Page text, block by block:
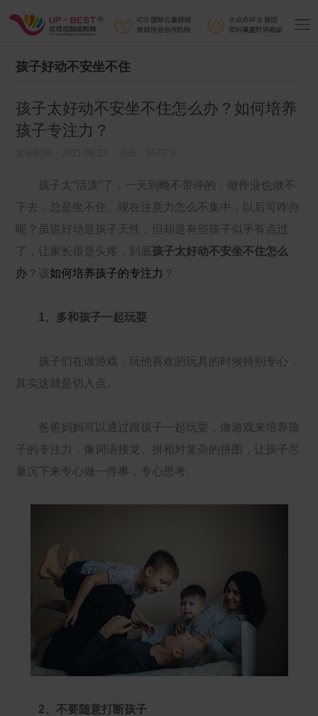
孩子好动不安坐不住
孩子太好动不安坐不住怎么办？如何培养
孩子专注力？
孩子太“活泼”了，一天到晚不带停的，做作业也做不
下去，总是坐不住。现在注意力怎么不集中，以后可咋办
呢？虽说好动是孩子天性，但却是有些孩子似乎有点过
了，让家长很是头疼，到底孩子太好动不安坐不住怎么
办 ？该如何培养孩子的专注力 ？
1、多和孩子一起玩耍
孩子们在做游戏，玩他喜欢的玩具的时候特别专心，
其实这就是切入点。
爸爸妈妈可以通过跟孩子一起玩耍，做游戏来培养孩
子的专注力，像词语接龙、拼相对复杂的拼图，让孩子尽
量沉下来专心做一件事，专心思考。
2、不要随意打断孩子